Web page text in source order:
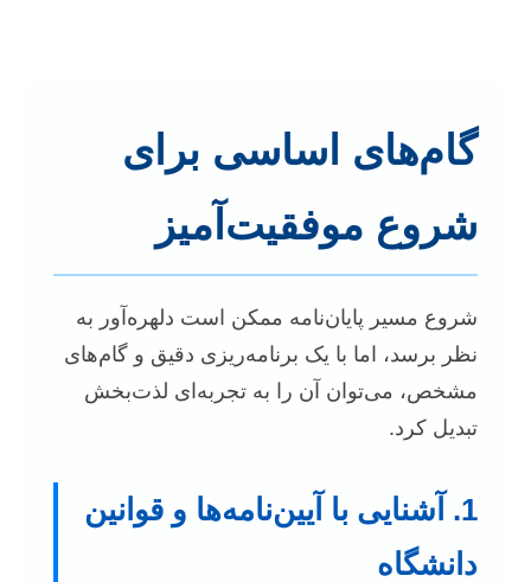
گام‌های اساسی برای
شروع موفقیت‌آمیز
شروع مسیر پایان‌نامه ممکن است دلهره‌آور به
نظر برسد، اما با یک برنامه‌ریزی دقیق و گام‌های
مشخص، می‌توان آن را به تجربه‌ای لذت‌بخش
تبدیل کرد.
1. آشنایی با آیین‌نامه‌ها و قوانین
دانشگاه